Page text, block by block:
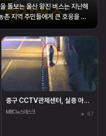
돌보는 울산 왕진 버스는 지난해
촌 지역 주민들에게 큰 호응을 얻
습니다.[리포트]울주군의 한 초등
중구 CCTV관제센터, 실종 아동 25분 만에 찾아
MBC뉴스데스크 67